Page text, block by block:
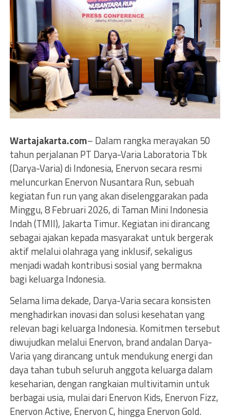
Wartajakarta.com– Dalam rangka merayakan 50
tahun perjalanan PT Darya-Varia Laboratoria Tbk
(Darya-Varia) di Indonesia, Enervon secara resmi
meluncurkan Enervon Nusantara Run, sebuah
kegiatan fun run yang akan diselenggarakan pada
Minggu, 8 Februari 2026, di Taman Mini Indonesia
Indah (TMII), Jakarta Timur. Kegiatan ini dirancang
sebagai ajakan kepada masyarakat untuk bergerak
aktif melalui olahraga yang inklusif, sekaligus
menjadi wadah kontribusi sosial yang bermakna
bagi keluarga Indonesia.
Selama lima dekade, Darya-Varia secara konsisten
menghadirkan inovasi dan solusi kesehatan yang
relevan bagi keluarga Indonesia. Komitmen tersebut
diwujudkan melalui Enervon, brand andalan Darya-
Varia yang dirancang untuk mendukung energi dan
daya tahan tubuh seluruh anggota keluarga dalam
keseharian, dengan rangkaian multivitamin untuk
berbagai usia, mulai dari Enervon Kids, Enervon Fizz,
Enervon Active, Enervon C, hingga Enervon Gold.